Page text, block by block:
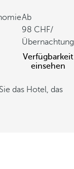
Ab
98
/
Übernachtung
Verfügbarkeit
einsehen
das Hotel, das